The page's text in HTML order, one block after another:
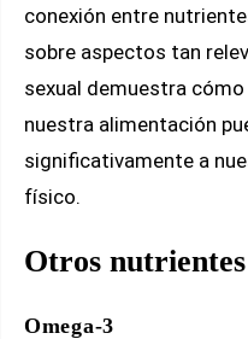
conexión entre
sobre aspectos tan
sexual demuestra
nuestra alimentación
significativamente a
físico.
Otros nutrientes
Omega-3